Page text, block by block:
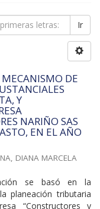
Ir
DE
Y
NARIÑO SAS
EN EL AÑO
DIANA MARCELA
se basó en la
planeación tributaria
“Constructores y